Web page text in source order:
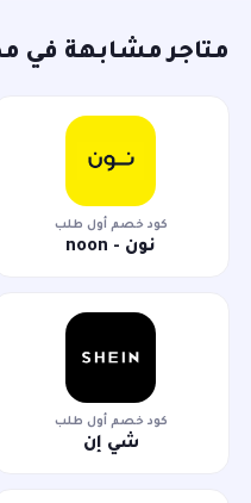
متاجر مشابهة في
كود خصم أول طلب
نون - noon
كود خصم أول طلب
شي إن